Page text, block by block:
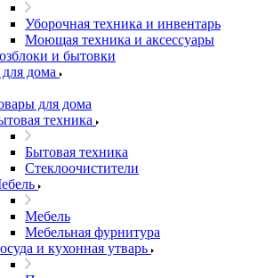
Уборочная техника и инвентарь
Моющая техника и аксессуары
и бытовки
дома
для дома
техника
Бытовая техника
Стеклоочистители
Мебель
Мебельная фурнитура
и кухонная утварь